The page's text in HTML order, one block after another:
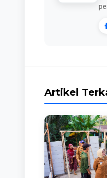
Artikel